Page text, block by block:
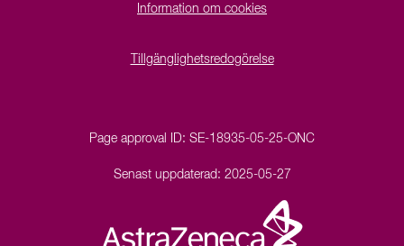
Information om cookies
Tillgänglighetsredogörelse
Page approval ID: SE-18935-05-25-ONC
Senast uppdaterad: 2025-05-27